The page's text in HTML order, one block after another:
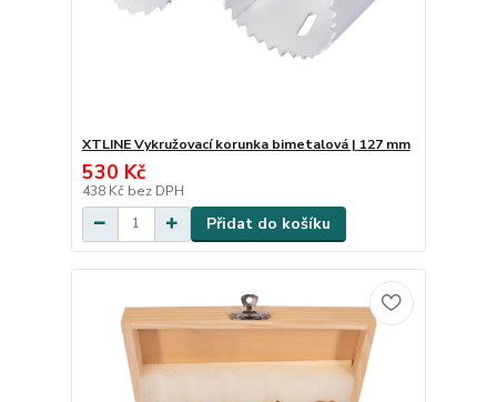
XTLINE Vykružovací korunka bimetalová | 127 mm
530 Kč
438 Kč bez DPH
Přidat do košíku